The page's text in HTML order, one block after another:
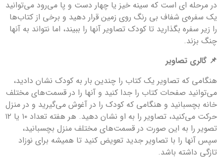
در مرحله ای است که سینه خیز یا چهار دست و پا می‌رود می‌توانید
یک سفره‌ی شفاف بی رنگ روی زمین قرار دهید و برخی از کتاب‌ها
را زیر سفره بگذارید تا کودک تصاویر آنها را ببیند، اما نتواند به آنها
چنگ بزند.
📌 گالری تصاوير
هنگامی که تصاویر یک کتاب را چندین بار به کودک نشان دادید،‌
می‌توانید صفحات کتاب را جدا کنید و آنها را در قسمت‌های مختلف
خانه بچسبانید و هنگامی که کودک را در آغوش می‌گیرید و در منزل
حرکت می‌کنید،‌ تصاویر را به او نشان دهید. هر هفته تعداد ۱۰ یا ۱۲
تصویر را به این صورت در قسمت‌های مختلف منزل بچسبانید،
سپس آنها را با تصاویر جدید تعویض کنید تا همیشه برای نوزاد
تازگی داشته باشد.